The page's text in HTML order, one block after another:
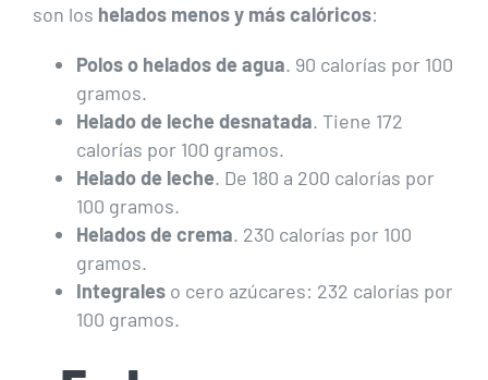
son los helados menos y más calóricos:
Polos o helados de agua. 90 calorías por 100
gramos.
Helado de leche desnatada. Tiene 172
calorías por 100 gramos.
Helado de leche. De 180 a 200 calorías por
100 gramos.
Helados de crema. 230 calorías por 100
gramos.
Integrales o cero azúcares: 232 calorías por
100 gramos.